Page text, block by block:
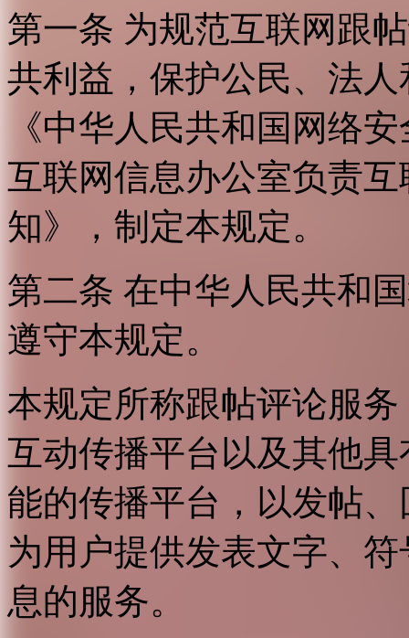
第一条 为规范互联网跟
共利益，保护公民、法
《中华人民共和国网络
互联网信息办公室负责
知》，制定本规定。
第二条 在中华人民共和
遵守本规定。
本规定所称跟帖评论服
互动传播平台以及其他
能的传播平台，以发帖
为用户提供发表文字、
息的服务。